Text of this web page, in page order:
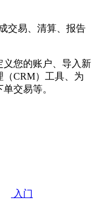
交易、清算、报告
义您的账户、导入新
CRM）工具、为
交易等。
入门